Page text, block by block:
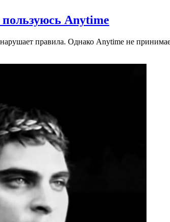
Anytime
правила. Однако Anytime не